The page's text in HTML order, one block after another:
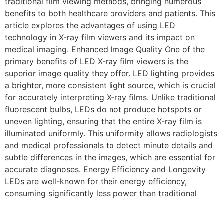
benefits to both healthcare providers and patients. This
article explores the advantages of using LED
technology in X-ray film viewers and its impact on
medical imaging. Enhanced Image Quality One of the
primary benefits of LED X-ray film viewers is the
superior image quality they offer. LED lighting provides
a brighter, more consistent light source, which is crucial
for accurately interpreting X-ray films. Unlike traditional
fluorescent bulbs, LEDs do not produce hotspots or
uneven lighting, ensuring that the entire X-ray film is
illuminated uniformly. This uniformity allows radiologists
and medical professionals to detect minute details and
subtle differences in the images, which are essential for
accurate diagnoses. Energy Efficiency and Longevity
LEDs are well-known for their energy efficiency,
consuming significantly less power than traditional